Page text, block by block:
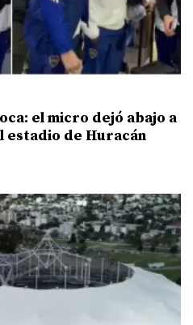
el micro dejó abajo a
estadio de Huracán